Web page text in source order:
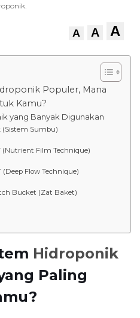
A A A
Populer, Mana
Kamu?
yang Banyak Digunakan
(Sistem Sumbu)
(Nutrient Film Technique)
(Deep Flow Technique)
Bucket (Zat Baket)
Hidroponik
Paling